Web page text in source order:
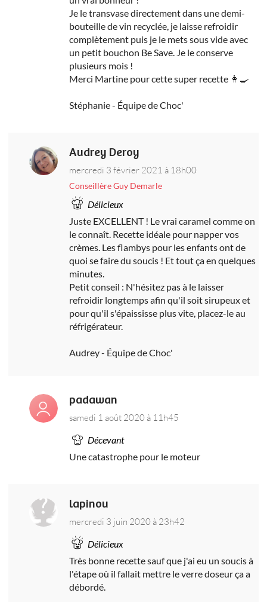
Je le transvase directement dans une demi-
bouteille de vin recyclée, je laisse refroidir
complètement puis je le mets sous vide avec
un petit bouchon Be Save. Je le conserve
plusieurs mois !
Merci Martine pour cette super recette 👩‍🍳
Stéphanie - Équipe de Choc'
Audrey Deroy
mercredi 3 février 2021 à 18h00
Conseillère Guy Demarle
Délicieux
Juste EXCELLENT ! Le vrai caramel comme on
le connaît. Recette idéale pour napper vos
crèmes. Les flambys pour les enfants ont de
quoi se faire du soucis ! Et tout ça en quelques
minutes.
Petit conseil : N'hésitez pas à le laisser
refroidir longtemps afin qu'il soit sirupeux et
pour qu'il s'épaississe plus vite, placez-le au
réfrigérateur.
Audrey - Équipe de Choc'
padawan
samedi 1 août 2020 à 11h45
Décevant
Une catastrophe pour le moteur
lapinou
mercredi 3 juin 2020 à 23h42
Délicieux
Très bonne recette sauf que j'ai eu un soucis à
l'étape où il fallait mettre le verre doseur ça a
débordé.